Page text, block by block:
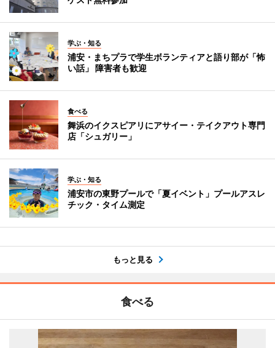
学ぶ・知る
浦安・まちプラで学生ボランティアと語り部が「怖
い話」 障害者も歓迎
食べる
舞浜のイクスピアリにアサイー・テイクアウト専門
店「シュガリー」
学ぶ・知る
浦安市の東野プールで「夏イベント」プールアスレ
チック・タイム測定
もっと見る
食べる